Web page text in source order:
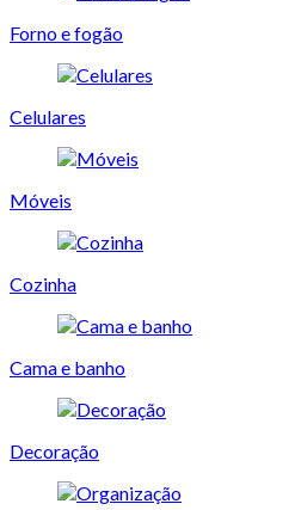
Forno e fogão
Celulares
Móveis
Cozinha
Cama e banho
Decoração